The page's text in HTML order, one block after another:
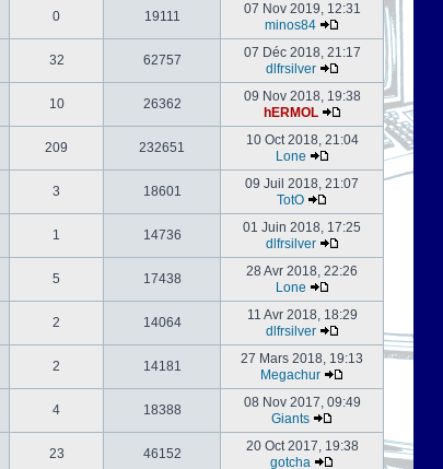
0 19111
07 Nov 2019, 12:31
minos84
32 62757
07 Déc 2018, 21:17
dlfrsilver
10 26362
09 Nov 2018, 19:38
hERMOL
209 232651
10 Oct 2018, 21:04
Lone
3 18601
09 Juil 2018, 21:07
TotO
1 14736
01 Juin 2018, 17:25
dlfrsilver
5 17438
28 Avr 2018, 22:26
Lone
2 14064
11 Avr 2018, 18:29
dlfrsilver
2 14181
27 Mars 2018, 19:13
Megachur
4 18388
08 Nov 2017, 09:49
Giants
23 46152
20 Oct 2017, 19:38
gotcha